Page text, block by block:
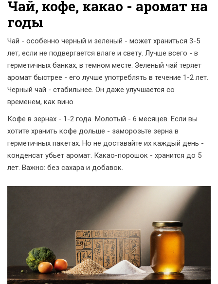
Чай, кофе, какао - аромат на
годы
Чай - особенно черный и зеленый - может храниться 3-5
лет, если не подвергается влаге и свету. Лучше всего - в
герметичных банках, в темном месте. Зеленый чай теряет
аромат быстрее - его лучше употреблять в течение 1-2 лет.
Черный чай - стабильнее. Он даже улучшается со
временем, как вино.
Кофе в зернах - 1-2 года. Молотый - 6 месяцев. Если вы
хотите хранить кофе дольше - заморозьте зерна в
герметичных пакетах. Но не доставайте их каждый день -
конденсат убьет аромат. Какао-порошок - хранится до 5
лет. Важно: без сахара и добавок.